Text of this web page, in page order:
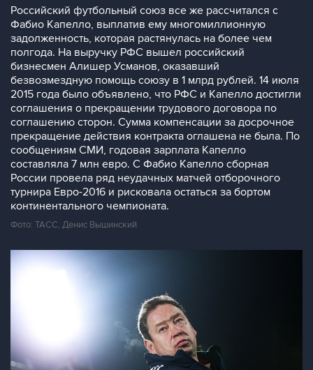
Российский футбольный союз все же рассчитался с
Фабио Капелло, выплатив ему многомиллионную
задолженность, которая растянулась на более чем
полгода. На выручку РФС вышел российский
бизнесмен Алишер Усманов, оказавший
безвозмездную помощь союзу в 1 млрд рублей. 14 июля
2015 года было объявлено, что РФС и Капелло достигли
соглашения о прекращении трудового договора по
соглашению сторон. Сумма компенсации за досрочное
прекращение действия контракта оглашена не была. По
сообщениям СМИ, годовая зарплата Капелло
составляла 7 млн евро. С Фабио Капелло сборная
России провела ряд неудачных матчей отборочного
турнира Евро-2016 и рисковала остаться за бортом
континентального чемпионата.
Фото: ТАСС, Денис Вышинский